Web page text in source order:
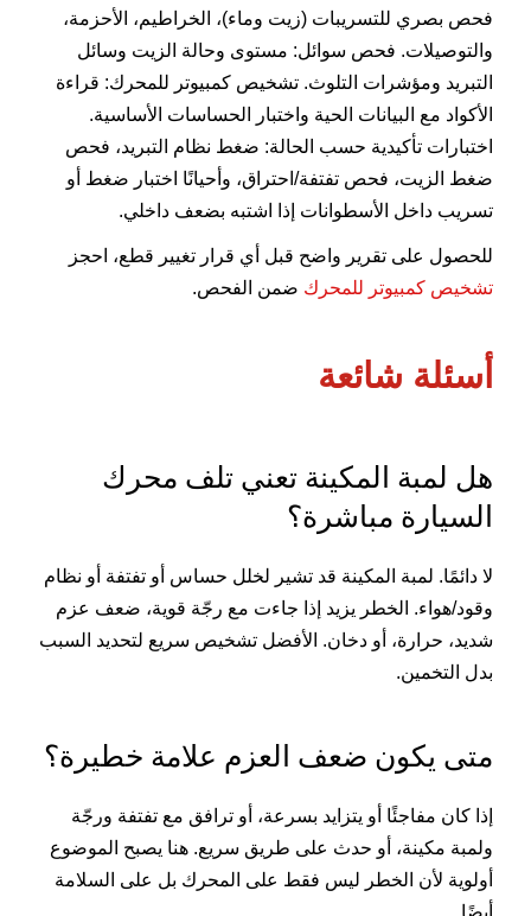
فحص بصري للتسريبات (زيت وماء)، الخراطيم، الأحزمة،
والتوصيلات. فحص سوائل: مستوى وحالة الزيت وسائل
التبريد ومؤشرات التلوث. تشخيص كمبيوتر للمحرك: قراءة
الأكواد مع البيانات الحية واختبار الحساسات الأساسية.
اختبارات تأكيدية حسب الحالة: ضغط نظام التبريد، فحص
ضغط الزيت، فحص تفتفة/احتراق، وأحيانًا اختبار ضغط أو
تسريب داخل الأسطوانات إذا اشتبه بضعف داخلي.
للحصول على تقرير واضح قبل أي قرار تغيير قطع، احجز
تشخيص كمبيوتر للمحرك ضمن الفحص.
أسئلة شائعة
هل لمبة المكينة تعني تلف محرك
السيارة مباشرة؟
لا دائمًا. لمبة المكينة قد تشير لخلل حساس أو تفتفة أو نظام
وقود/هواء. الخطر يزيد إذا جاءت مع رجّة قوية، ضعف عزم
شديد، حرارة، أو دخان. الأفضل تشخيص سريع لتحديد السبب
بدل التخمين.
متى يكون ضعف العزم علامة خطيرة؟
إذا كان مفاجئًا أو يتزايد بسرعة، أو ترافق مع تفتفة ورجّة
ولمبة مكينة، أو حدث على طريق سريع. هنا يصبح الموضوع
أولوية لأن الخطر ليس فقط على المحرك بل على السلامة